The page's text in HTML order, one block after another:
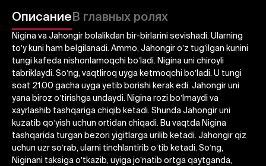
ОписаниеВ главных ролях
Nigina va Jahongir bolalikdan bir-birlarini sevishadi. Ularning
toʼy kuni ham belgilanadi. Аmmo, Jahongir oʼz tugʼilgan kunini
tungi kafeda nishonlamoqchi boʼladi. Nigina uni chiroyli
tabriklaydi. Soʼng, vaqtliroq uyga ketmoqchi boʼladi. U tungi
soat 21.00 gacha uyga yetib borishi kerak edi. Jahongir uni
yana biroz oʼtirishga undaydi. Nigina rozi boʼlmaydi va
xayrlashib tashqariga chiqib ketadi. Shunda Jahongir uni
kuzatib qoʼyish uchun ortidan chiqadi. Bu vaqtda Nigina
tashqarida turgan bezori yigitlarga urilib ketadi. Jahongir qiz
uchun uzr soʼrab, ularni tinchlantirib oʼtib ketadi. Soʼng,
Niginani taksiga oʼtkazib, uyiga joʼnatib ortga qaytganda,
1 2 3
Отправить
Отменить Авторизоваться